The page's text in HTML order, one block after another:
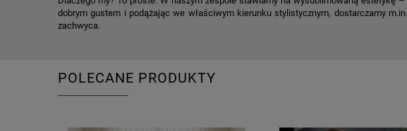
dobrym gustem i podążając we właściwym kierunku stylistycznym, dostarczamy
zachwyca.
POLECANE PRODUKTY